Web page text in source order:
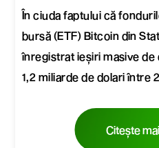
În ciuda faptului că
bursă (ETF) Bitcoin din
înregistrat ieșiri masive de
1,2 miliarde de dolari între
Citește